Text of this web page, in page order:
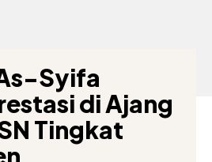
Syifa
di Ajang
Tingkat